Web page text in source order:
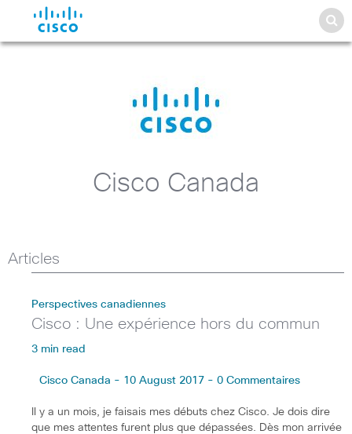
Cisco Canada
Articles
Perspectives canadiennes
Cisco : Une expérience hors du commun
3 min read
Cisco Canada - 10 August 2017 - 0 Commentaires
Il y a un mois, je faisais mes débuts chez Cisco. Je dois dire
que mes attentes furent plus que dépassées. Dès mon arrivée